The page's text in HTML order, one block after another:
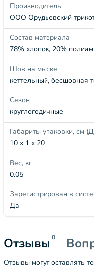
Производитель
ООО Орудьевский
Состав материала
78% хлопок, 20%
Шов на мыске
кеттельный, бесшовная
Сезон
круглогодичные
Габариты упаковки, см
10 x 1 x 20
Вес, кг
0.05
Зарегистрирован в
Да
Отзывы 0
Отзывы могут оставлять